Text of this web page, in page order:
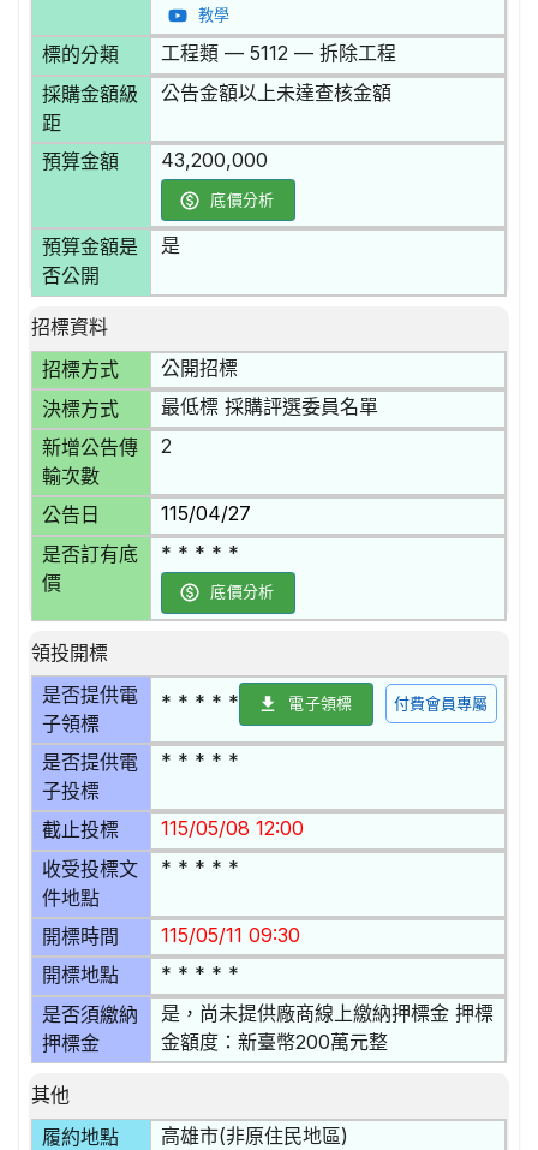
教學
標的分類 工程類 — 5112 — 拆除工程
採購金額級
距
公告金額以上未達查核金額
預算金額 43,200,000
底價分析
預算金額是
否公開
是
招標資料
招標方式
公開招標
決標方式 最低標 採購評選委員名單
新增公告傳
輸次數
2
公告日 115/04/27
是否訂有底
價
* * * * *
底價分析
領投開標
是否提供電
子領標
* * * * * 電子領標 付費會員專屬
是否提供電
子投標
* * * * *
截止投標 115/05/08 12:00
收受投標文
件地點
* * * * *
開標時間 115/05/11 09:30
開標地點 * * * * *
是否須繳納
押標金
是，尚未提供廠商線上繳納押標金 押標
金額度：新臺幣200萬元整
其他
履約地點
高雄市(非原住民地區)